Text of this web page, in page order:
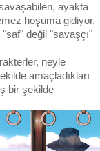
savaşabilen, ayakta
hoşuma gidiyor.
değil "savaşçı"
neyle
amaçladıkları
bir şekilde